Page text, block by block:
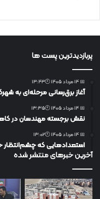
پربازدیدترین پست ها
📅 14 مرداد 1405 🕙13:43
آغاز برق‌رسانی مرحله‌ای به
📅 14 مرداد 1405 🕙13:35
نقش برجسته مهندسان در
📅 14 مرداد 1405 🕙13:02
استعدادهایی که
آخرین خبرهای منتشر شده